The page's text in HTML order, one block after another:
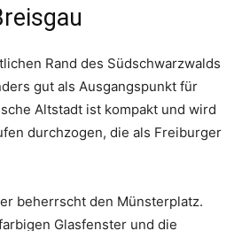
Rand des Südschwarzwalds
gut als Ausgangspunkt für
Altstadt ist kompakt und wird
durchzogen, die als Freiburger
beherrscht den Münsterplatz.
Glasfenster und die